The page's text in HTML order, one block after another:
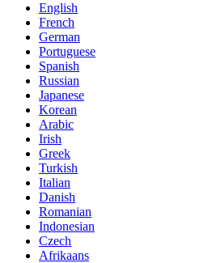
English
French
German
Portuguese
Spanish
Russian
Japanese
Korean
Arabic
Irish
Greek
Turkish
Italian
Danish
Romanian
Indonesian
Czech
Afrikaans